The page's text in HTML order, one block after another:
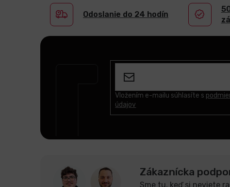
Odoslanie do 24 hodín
Vložením e-mailu súhlasíte s
údajov
Zákaznícka
Sme tu, keď si neviete